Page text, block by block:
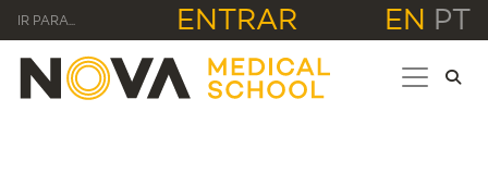
IR PARA... ENTRAR EN PT